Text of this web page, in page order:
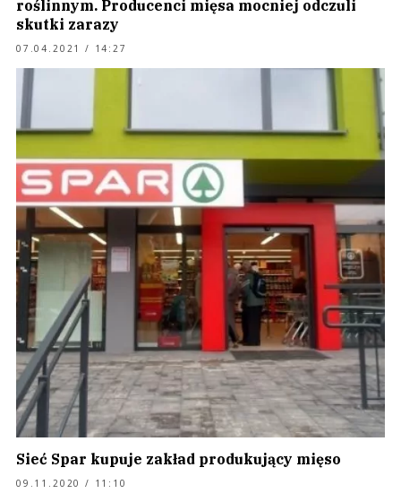
roślinnym. Producenci mięsa mocniej odczuli
skutki zarazy
07.04.2021 / 14:27
Sieć Spar kupuje zakład produkujący mięso
09.11.2020 / 11:10